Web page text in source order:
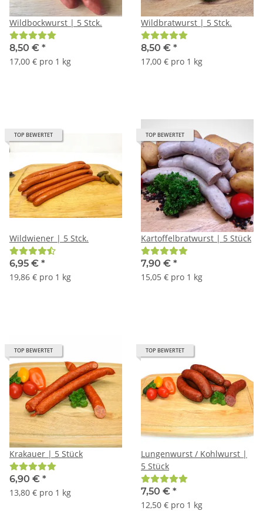
Wildbockwurst | 5 Stck.
8,50 € *
17,00 € pro 1 kg
Wildbratwurst | 5 Stck.
8,50 € *
17,00 € pro 1 kg
TOP BEWERTET
Wildwiener | 5 Stck.
6,95 € *
19,86 € pro 1 kg
TOP BEWERTET
Kartoffelbratwurst | 5 Stück
7,90 € *
15,05 € pro 1 kg
TOP BEWERTET
Krakauer | 5 Stück
6,90 € *
13,80 € pro 1 kg
TOP BEWERTET
Lungenwurst / Kohlwurst |
5 Stück
7,50 € *
12,50 € pro 1 kg